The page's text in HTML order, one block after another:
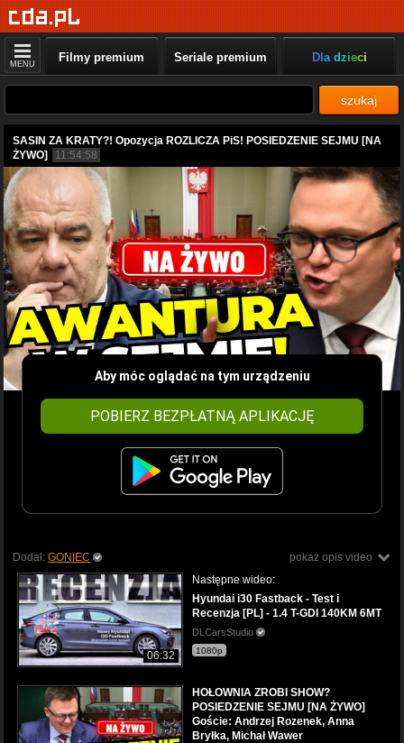
MENU Filmy premium Seriale premium Dla dzieci
szukaj
SASIN ZA KRATY?! Opozycja ROZLICZA PiS! POSIEDZENIE SEJMU [NA
ŻYWO]
11:54:58
Aby móc oglądać na tym urządzeniu
POBIERZ BEZPŁATNĄ APLIKACJĘ
pokaż opis video
Dodał: GONIEC
06:32
Następne wideo:
Hyundai i30 Fastback - Test i
Recenzja [PL] - 1.4 T-GDI 140KM 6MT
DLCarsStudio
1080p
HOŁOWNIA ZROBI SHOW?
POSIEDZENIE SEJMU [NA ŻYWO]
Goście: Andrzej Rozenek, Anna
Bryłka, Michał Wawer